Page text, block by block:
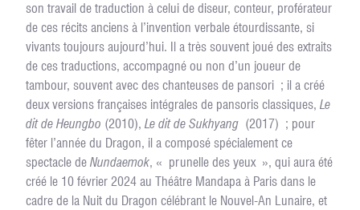
son travail de traduction à celui de diseur, conteur, proférateur
de ces récits anciens à l’invention verbale étourdissante, si
vivants toujours aujourd’hui. Il a très souvent joué des extraits
de ces traductions, accompagné ou non d’un joueur de
tambour, souvent avec des chanteuses de pansori ; il a créé
deux versions françaises intégrales de pansoris classiques, Le
dit de Heungbo (2010), Le dit de Sukhyang (2017) ; pour
fêter l’année du Dragon, il a composé spécialement ce
spectacle de Nundaemok, « prunelle des yeux », qui aura été
créé le 10 février 2024 au Théâtre Mandapa à Paris dans le
cadre de la Nuit du Dragon célébrant le Nouvel-An Lunaire, et